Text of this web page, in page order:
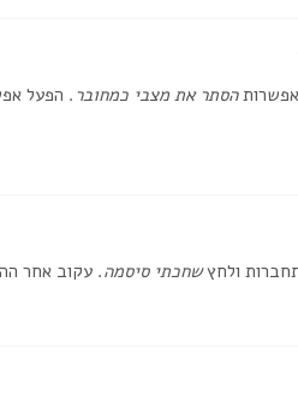
הסתר את מצבי כמחובר . הפעל
ולחץשחכתי סיסמה. עקוב אחר